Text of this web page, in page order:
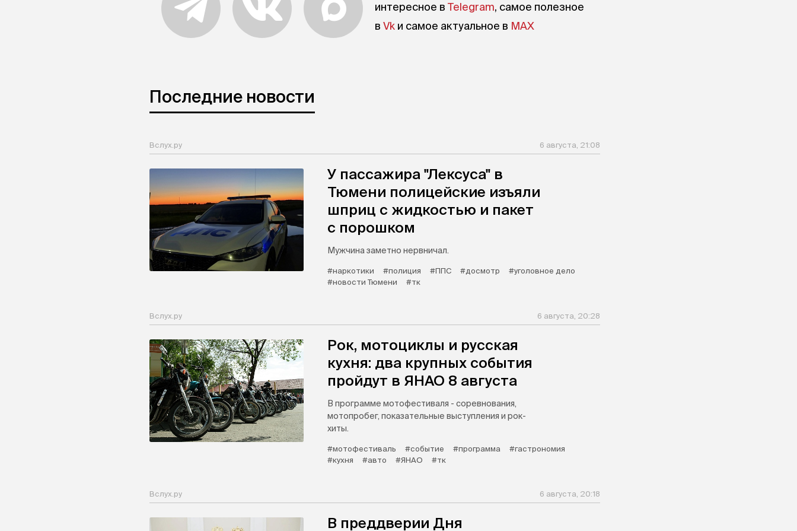
интересное в Telegram, самое полезное
в Vk и самое актуальное в MAX
Последние новости
Вслух.ру 6 августа, 21:08
У пассажира "Лексуса" в
Тюмени полицейские изъяли
шприц с жидкостью и пакет
с порошком
Мужчина заметно нервничал.
#наркотики #полиция #ППС #досмотр
#уголовное дело
#новости Тюмени
#тк
Вслух.ру 6 августа, 20:28
Рок, мотоциклы и русская
кухня: два крупных события
пройдут в ЯНАО 8 августа
В программе мотофестиваля - соревнования,
мотопробег, показательные выступления и рок-
хиты.
#мотофестиваль #событие #программа
#гастрономия
#кухня
#авто #ЯНАО #тк
Вслух.ру 6 августа, 20:18
В преддверии Дня